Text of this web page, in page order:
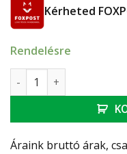
Kérheted
Rendelésre
Geberit Mapress
Áraink bruttó árak,